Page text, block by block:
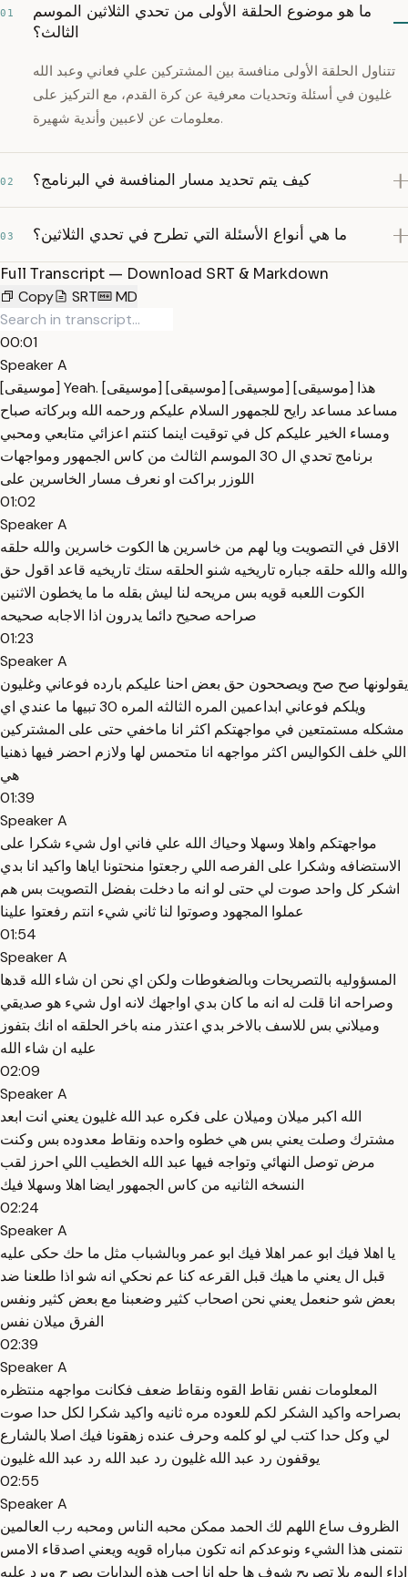
01
ما هو موضوع الحلقة الأولى من تحدي الثلاثين الموسم
الثالث؟
تتناول الحلقة الأولى منافسة بين المشتركين علي فعاني وعبد الله
غليون في أسئلة وتحديات معرفية عن كرة القدم، مع التركيز على
معلومات عن لاعبين وأندية شهيرة.
02 كيف يتم تحديد مسار المنافسة في البرنامج؟
03 ما هي أنواع الأسئلة التي تطرح في تحدي الثلاثين؟
Full Transcript — Download SRT & Markdown
Copy
SRT MD
00:01
Speaker A
[موسيقى] ‏Yeah. [موسيقى] [موسيقى] [موسيقى] [موسيقى] هذا
مساعد مساعد رايح للجمهور السلام عليكم ورحمه الله وبركاته صباح
ومساء الخير عليكم كل في توقيت اينما كنتم اعزائي متابعي ومحبي
برنامج تحدي ال 30 الموسم الثالث من كاس الجمهور ومواجهات
اللوزر براكت او نعرف مسار الخاسرين على
01:02
Speaker A
الاقل في التصويت ويا لهم من خاسرين ها الكوت خاسرين والله حلقه
والله والله حلقه جباره تاريخيه شنو الحلقه ستك تاريخيه قاعد اقول حق
الكوت اللعبه قويه بس مريحه لنا ليش بقله ما ما يخطون الاثنين
صراحه صحيح دائما يدرون اذا الاجابه صحيحه
01:23
Speaker A
يقولونها صح صح ويصححون حق بعض احنا عليكم بارده فوعاني وغليون
ويلكم فوعاني ابداعمين المره الثالثه المره 30 تبيها ما عندي اي
مشكله مستمتعين في مواجهتكم اكثر انا ماخفي حتى على المشتركين
اللي خلف الكواليس اكثر مواجهه انا متحمس لها ولازم احضر فيها ذهنيا
هي
01:39
Speaker A
مواجهتكم واهلا وسهلا وحياك الله علي فاني اول شيء شكرا على
الاستضافه وشكرا على الفرصه اللي رجعتوا منحتونا اياها واكيد انا بدي
اشكر كل واحد صوت لي حتى لو انه ما دخلت بفضل التصويت بس هم
عملوا المجهود وصوتوا لنا ثاني شيء انتم رفعتوا علينا
01:54
Speaker A
المسؤوليه بالتصريحات وبالضغوطات ولكن اي نحن ان شاء الله قدها
وصراحه انا قلت له انه ما كان بدي اواجهك لانه اول شيء هو صديقي
وميلاني بس للاسف بالاخر بدي اعتذر منه باخر الحلقه اه انك بتفوز
عليه ان شاء الله
02:09
Speaker A
الله اكبر ميلان وميلان على فكره عبد الله غليون يعني انت ابعد
مشترك وصلت يعني بس هي خطوه واحده ونقاط معدوده بس وكنت
مرض توصل النهائي وتواجه فيها عبد الله الخطيب اللي احرز لقب
النسخه الثانيه من كاس الجمهور ايضا اهلا وسهلا فيك
02:24
Speaker A
يا اهلا فيك ابو عمر اهلا فيك ابو عمر وبالشباب مثل ما حك حكى عليه
قبل ال يعني ما هيك قبل القرعه كنا عم نحكي انه شو اذا طلعنا ضد
بعض شو حنعمل يعني نحن اصحاب كثير وضعبنا مع بعض كثير ونفس
الفرق ميلان نفس
02:39
Speaker A
المعلومات نفس نقاط القوه ونقاط ضعف فكانت مواجهه منتظره
بصراحه واكيد الشكر لكم للعوده مره ثانيه واكيد شكرا لكل حدا صوت
لي وكل حدا كتب لي لو كلمه وحرف عنده زهقونا فيك اصلا بالشارع
يوقفون رد عبد الله غليون رد عبد الله رد عبد الله غليون
02:55
Speaker A
الظروف ساع اللهم لك الحمد ممكن محبه الناس ومحبه رب العالمين
نتمنى هذا الشيء ونوعدكم انه تكون مباراه قويه ويعني اصدقاء الامس
اداء اليوم يلا تصريح شوف ها حلو انا احب هذه البدايات يصرح ويرد عليه